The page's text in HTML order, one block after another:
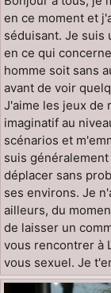
en ce moment et
séduisant. Je suis
en ce qui
homme soit sans
avant de voir
J'aime les jeux de
imaginatif au
scénarios et
suis
déplacer sans
ses environs. Je
ailleurs, du
de laisser un
vous rencontrer à
vous sexuel. Je